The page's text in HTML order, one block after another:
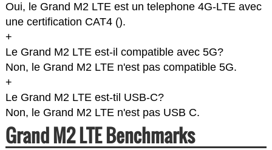
Oui, le Grand M2 LTE est un telephone 4G-LTE avec
une certification CAT4 ().
+
Le Grand M2 LTE est-il compatible avec 5G?
Non, le Grand M2 LTE n'est pas compatible 5G.
+
Le Grand M2 LTE est-til USB-C?
Non, le Grand M2 LTE n'est pas USB C.
Grand M2 LTE Benchmarks